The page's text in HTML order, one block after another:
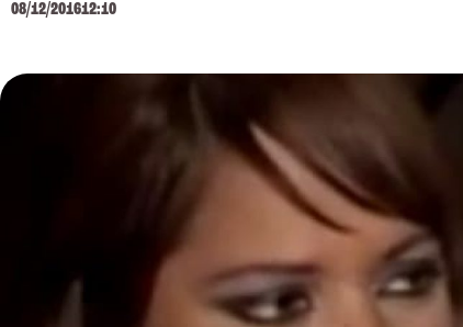
08/12/201612:10